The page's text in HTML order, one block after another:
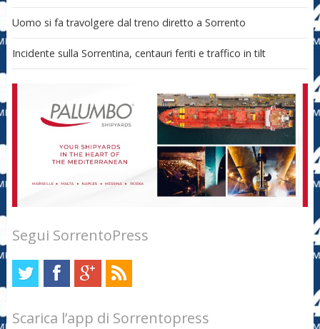
Uomo si fa travolgere dal treno diretto a Sorrento
Incidente sulla Sorrentina, centauri feriti e traffico in tilt
Segui SorrentoPress
Scarica l’app di Sorrentopress